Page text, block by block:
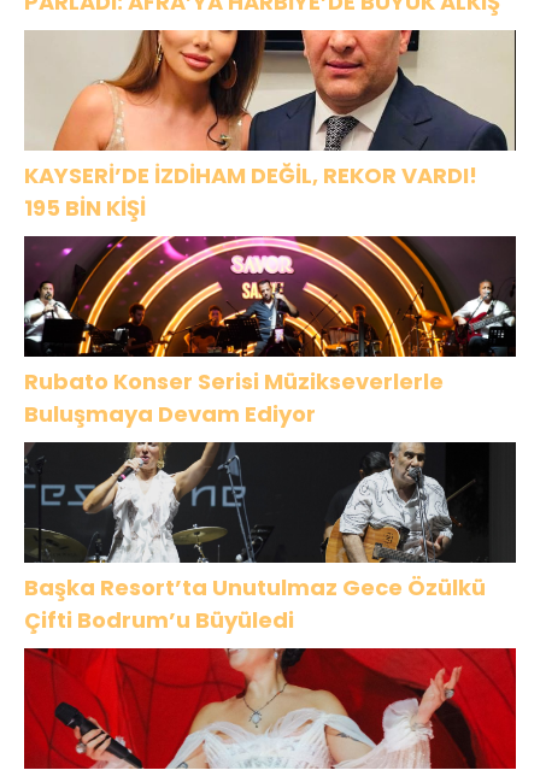
KAYSERİ’DE İZDİHAM DEĞİL, REKOR VARDI!
195 BİN KİŞİ
Rubato Konser Serisi Müzikseverlerle
Buluşmaya Devam Ediyor
Başka Resort’ta Unutulmaz Gece Özülkü
Çifti Bodrum’u Büyüledi